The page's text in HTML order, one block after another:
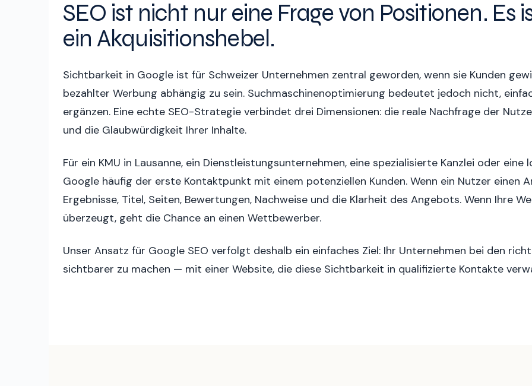
SEO ist nicht nur eine Frage von Positionen. Es
ein Akquisitionshebel.
Sichtbarkeit in Google ist für Schweizer Unternehmen zentral geworden, wenn sie Kunden
bezahlter Werbung abhängig zu sein. Suchmaschinenoptimierung bedeutet jedoch nicht,
ergänzen. Eine echte SEO-Strategie verbindet drei Dimensionen: die reale Nachfrage der
und die Glaubwürdigkeit Ihrer Inhalte.
Für ein KMU in Lausanne, ein Dienstleistungsunternehmen, eine spezialisierte Kanzlei oder
Google häufig der erste Kontaktpunkt mit einem potenziellen Kunden. Wenn ein Nutzer einen
Ergebnisse, Titel, Seiten, Bewertungen, Nachweise und die Klarheit des Angebots. Wenn Ihre
überzeugt, geht die Chance an einen Wettbewerber.
Unser Ansatz für Google SEO verfolgt deshalb ein einfaches Ziel: Ihr Unternehmen bei den
sichtbarer zu machen — mit einer Website, die diese Sichtbarkeit in qualifizierte Kontakte